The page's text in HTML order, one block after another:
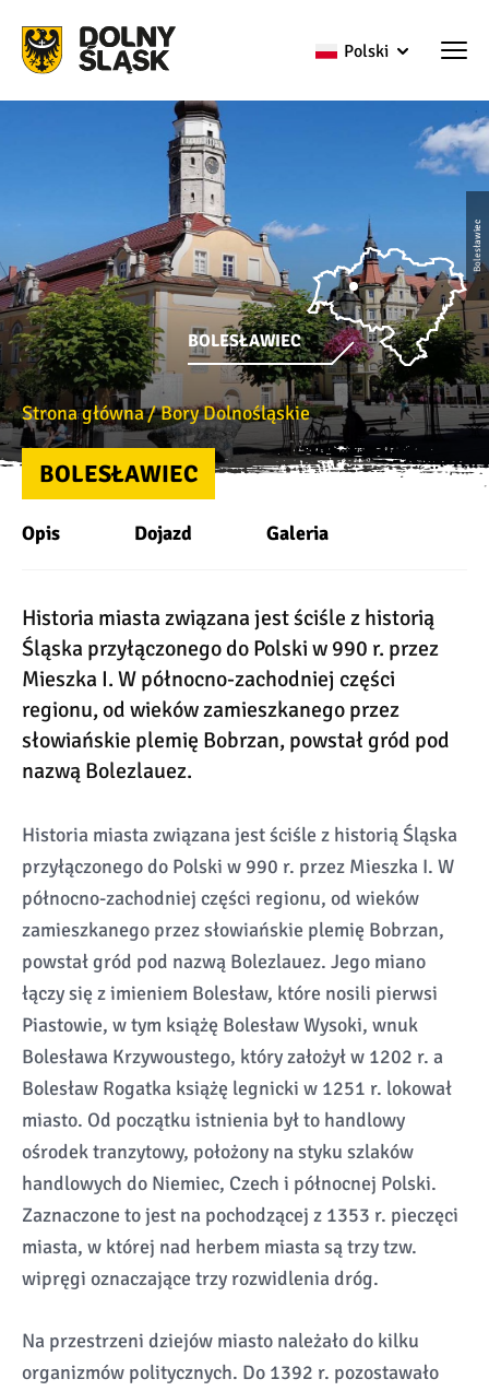
Polski
Bolesławiec
Strona główna Bory Dolnośląskie
BOLESŁAWIEC
BOLESŁAWIEC
Opis Dojazd Galeria
Historia miasta związana jest ściśle z historią
Śląska przyłączonego do Polski w 990 r. przez
Mieszka I. W północno-zachodniej części
regionu, od wieków zamieszkanego przez
słowiańskie plemię Bobrzan, powstał gród pod
nazwą Bolezlauez.
Historia miasta związana jest ściśle z historią Śląska
przyłączonego do Polski w 990 r. przez Mieszka I. W
północno-zachodniej części regionu, od wieków
zamieszkanego przez słowiańskie plemię Bobrzan,
powstał gród pod nazwą Bolezlauez. Jego miano
łączy się z imieniem Bolesław, które nosili pierwsi
Piastowie, w tym książę Bolesław Wysoki, wnuk
Bolesława Krzywoustego, który założył w 1202 r. a
Bolesław Rogatka książę legnicki w 1251 r. lokował
miasto. Od początku istnienia był to handlowy
ośrodek tranzytowy, położony na styku szlaków
handlowych do Niemiec, Czech i północnej Polski.
Zaznaczone to jest na pochodzącej z 1353 r. pieczęci
miasta, w której nad herbem miasta są trzy tzw.
wipręgi oznaczające trzy rozwidlenia dróg.
Na przestrzeni dziejów miasto należało do kilku
organizmów politycznych. Do 1392 r. pozostawało